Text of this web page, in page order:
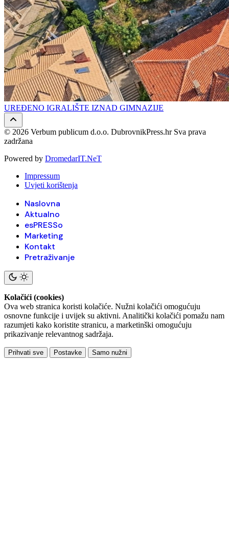
UREĐENO IGRALIŠTE IZNAD GIMNAZIJE
© 2026 Verbum publicum d.o.o. DubrovnikPress.hr Sva prava
zadržana
Powered by DromedarIT.NeT
Impressum
Uvjeti korištenja
Naslovna
Aktualno
esPRESSo
Marketing
Kontakt
Pretraživanje
Kolačići (cookies)
Ova web stranica koristi kolačiće. Nužni kolačići omogućuju
osnovne funkcije i uvijek su aktivni. Analitički kolačići pomažu nam
razumjeti kako koristite stranicu, a marketinški omogućuju
prikazivanje relevantnog sadržaja.
Prihvati sve Postavke Samo nužni